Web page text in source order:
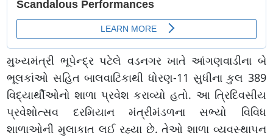
મુખ્યમંત્રી ભૂપેન્દ્ર પટેલે વડનગર ખાતે આંગણવાડીના બે
ભૂલકાંઓ સહિત બાલવાટિકાથી ધોરણ-11 સુધીના કુલ 389
વિદ્યાર્થીઓનો શાળા પ્રવેશ કરાવ્યો હતો. આ ત્રિદિવસીય
પ્રવેશોત્સવ દરમિયાન મંત્રીમંડળના સભ્યો વિવિધ
શાળાઓની મુલાકાત લઈ રહ્યા છે. તેઓ શાળા વ્યવસ્થાપન